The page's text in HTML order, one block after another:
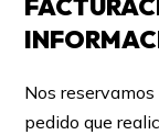
Nos
pedido que